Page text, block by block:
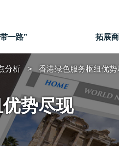
一路” 拓展
分析 香港绿色服务枢纽优势
势尽现